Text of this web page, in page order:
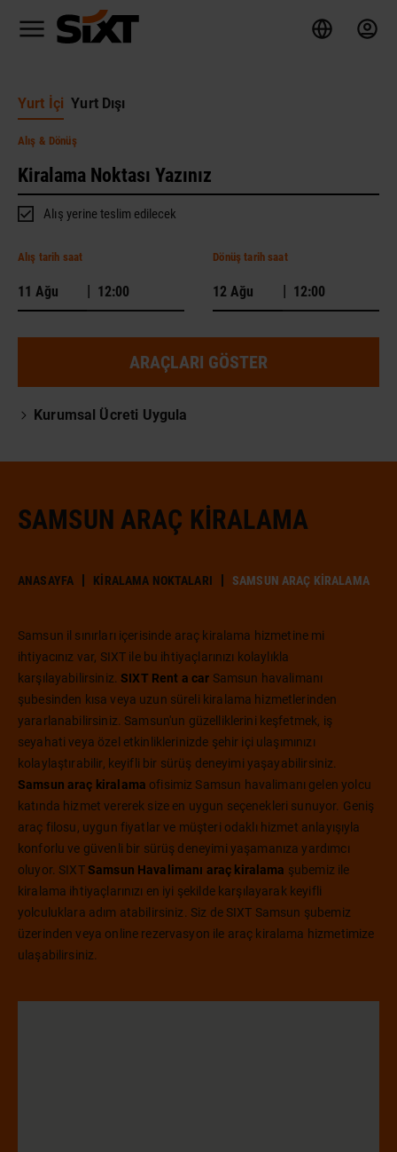
Yurt İçi Yurt Dışı
Alış & Dönüş
Alış yerine teslim edilecek
Alış tarih saat
|
Dönüş tarih saat
|
ARAÇLARI GÖSTER
Kurumsal Ücreti Uygula
SAMSUN ARAÇ KIRALAMA
ANASAYFA KIRALAMA NOKTALARI SAMSUN ARAÇ KIRALAMA
Samsun il sınırları içerisinde araç kiralama hizmetine mi
ihtiyacınız var, SIXT ile bu ihtiyaçlarınızı kolaylıkla
karşılayabilirsiniz.SIXT Rent a car Samsun havalimanı
şubesinden kısa veya uzun süreli kiralama hizmetlerinden
yararlanabilirsiniz. Samsun'un güzelliklerini keşfetmek, iş
seyahati veya özel etkinliklerinizde şehir içi ulaşımınızı
kolaylaştırabilir, keyifli bir sürüş deneyimi yaşayabilirsiniz.
Samsun araç kiralama ofisimiz Samsun havalimanı gelen yolcu
katında hizmet vererek size en uygun seçenekleri sunuyor. Geniş
araç filosu, uygun fiyatlar ve müşteri odaklı hizmet anlayışıyla
konforlu ve güvenli bir sürüş deneyimi yaşamanıza yardımcı
oluyor. SIXTSamsun Havalimanı araç kiralama şubemiz ile
kiralama ihtiyaçlarınızı en iyi şekilde karşılayarak keyifli
yolculuklara adım atabilirsiniz. Siz de SIXT Samsun şubemiz
üzerinden veya online rezervasyon ile araç kiralama hizmetimize
ulaşabilirsiniz.